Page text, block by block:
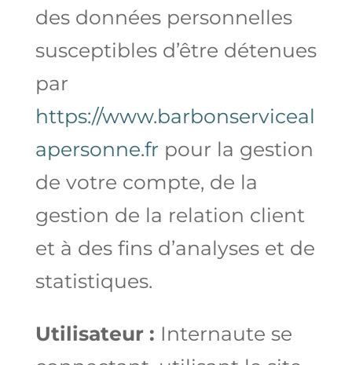
des données personnelles
susceptibles d’être détenues
par
https://www.barbonserviceal
apersonne.fr pour la gestion
de votre compte, de la
gestion de la relation client
et à des fins d’analyses et de
statistiques.
Utilisateur : Internaute se